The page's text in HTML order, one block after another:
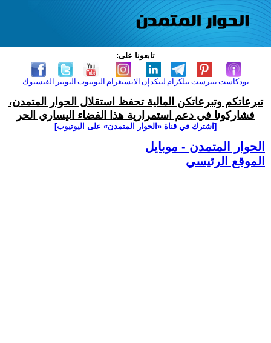
تابعونا على:
الفيسبوك التويتر اليوتيوب الانستغرام لينكدإن تيلكرامبنترست بودكاست
تبرعاتكم وتبرعاتكن المالية تحفظ استقلال الحوار المتمدن،
فشاركونا في دعم استمرارية هذا الفضاء اليساري الحر
[اشترك في قناة ‫«الحوار المتمدن» على اليوتيوب]
الحوار المتمدن - موبايل
الموقع الرئيسي